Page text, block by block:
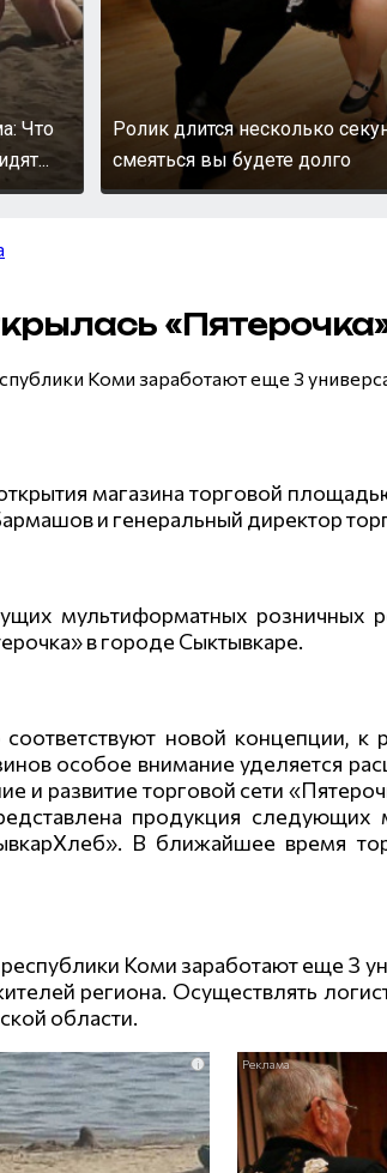
Что
Ролик длится несколько
смеяться вы будете долго
Коми заработают еще 3
магазина торговой
и генеральный директор
мультиформатных розничных
в городе Сыктывкаре.
новой концепции,
особое внимание уделяется
и развитие торговой сети
продукция
В ближайшее время
Коми заработают еще 3
региона. Осуществлять
области.
i